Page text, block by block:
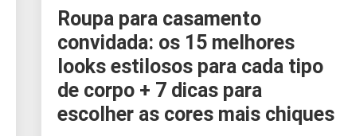
Roupa para casamento
convidada: os 15 melhores
looks estilosos para cada tipo
de corpo + 7 dicas para
escolher as cores mais chiques